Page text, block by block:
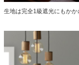
生地は完全1級遮光にもかか